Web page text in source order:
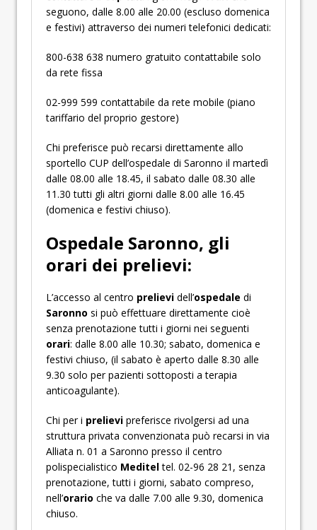
seguono, dalle 8.00 alle 20.00 (escluso domenica
e festivi) attraverso dei numeri telefonici dedicati:
800-638 638 numero gratuito contattabile solo
da rete fissa
02-999 599 contattabile da rete mobile (piano
tariffario del proprio gestore)
Chi preferisce può recarsi direttamente allo
sportello CUP dell’ospedale di Saronno il martedì
dalle 08.00 alle 18.45, il sabato dalle 08.30 alle
11.30 tutti gli altri giorni dalle 8.00 alle 16.45
(domenica e festivi chiuso).
Ospedale Saronno, gli
orari dei prelievi:
L’accesso al centro prelievi dell’ospedale di
Saronno si può effettuare direttamente cioè
senza prenotazione tutti i giorni nei seguenti
orari: dalle 8.00 alle 10.30; sabato, domenica e
festivi chiuso, (il sabato è aperto dalle 8.30 alle
9.30 solo per pazienti sottoposti a terapia
anticoagulante).
Chi per i prelievi preferisce rivolgersi ad una
struttura privata convenzionata può recarsi in via
Alliata n. 01 a Saronno presso il centro
polispecialistico Mediteltel. 02-96 28 21, senza
prenotazione, tutti i giorni, sabato compreso,
nell’orario che va dalle 7.00 alle 9.30, domenica
chiuso.